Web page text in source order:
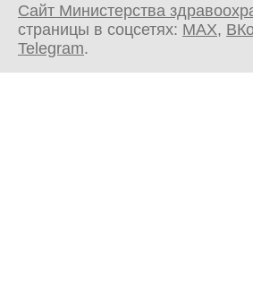
Сайт Министерства
страницы в соцсетях: MAX,
Telegram.